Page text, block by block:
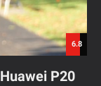
6.8
P20